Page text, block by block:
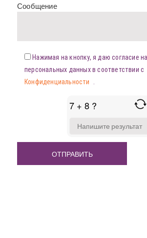
Сообщение
Нажимая на кнопку, я даю согласие
персональных данных в соответствии с
Конфиденциальности
7 + 8 ?
FOR
+